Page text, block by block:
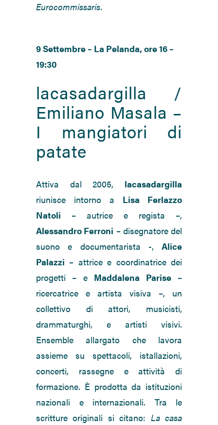
Eurocommissaris.
9 Settembre – La Pelanda, ore 16 –
19:30
lacasadargilla /
Emiliano Masala –
I mangiatori di
patate
Attiva dal 2005, lacasadargilla
riunisce intorno a Lisa Ferlazzo
Natoli – autrice e regista –,
Alessandro Ferroni – disegnatore del
suono e documentarista -, Alice
Palazzi – attrice e coordinatrice dei
progetti – e Maddalena Parise–
ricercatrice e artista visiva –, un
collettivo di attori, musicisti,
drammaturghi, e artisti visivi.
Ensemble allargato che lavora
assieme su spettacoli, istallazioni,
concerti, rassegne e attività di
formazione. È prodotta da istituzioni
nazionali e internazionali. Tra le
scritture originali si citano: La casa